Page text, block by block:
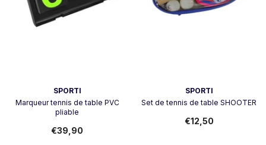
SPORTI
Marqueur tennis de table PVC
pliable
€39,90
SPORTI
Set de tennis de table SHOOTER
€12,50